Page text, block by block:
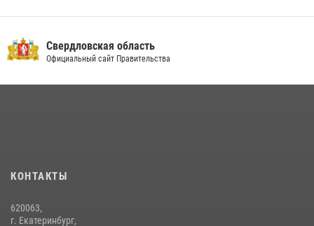
Всероссийского чемпионата Росгвардии по боксу
08 июля 2026, 12:02 5
16 июля 2026, 13:07
промышленной выставки «Иннопром-2026»
Свердловская область
Официальный сайт Правительства
КОНТАКТЫ
620063,
г. Екатеринбург,